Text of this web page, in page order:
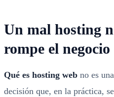
Un mal hosting
rompe el negocio
Qué es hosting web no es
decisión que, en la práctica,